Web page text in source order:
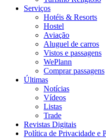
Serviços
Hotéis & Resorts
Hostel
Aviação
Aluguel de carros
Vistos e passagens
WePlann
Comprar passagens
Últimas
Notícias
Vídeos
Listas
Trade
Revistas Digitais
Política de Privacidade e